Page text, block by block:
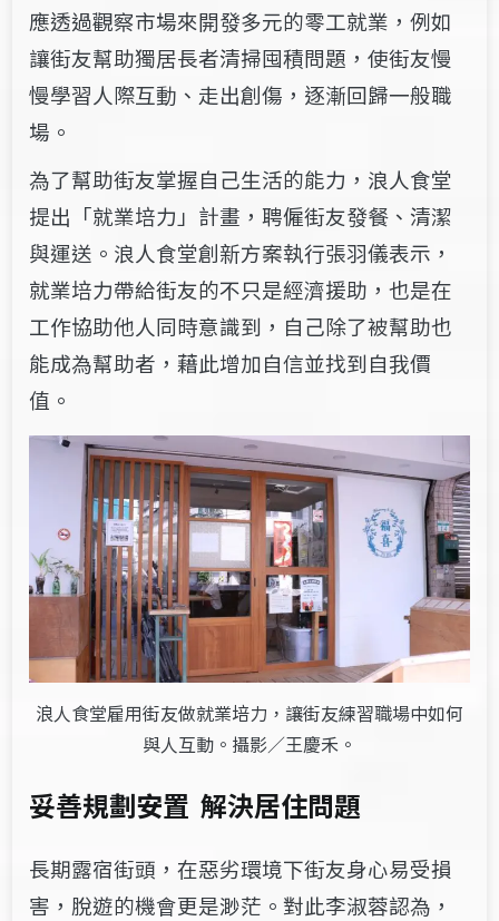
應透過觀察市場來開發多元的零工就業，例如
讓街友幫助獨居長者清掃囤積問題，使街友慢
慢學習人際互動、走出創傷，逐漸回歸一般職
場。
為了幫助街友掌握自己生活的能力，浪人食堂
提出「就業培力」計畫，聘僱街友發餐、清潔
與運送。浪人食堂創新方案執行張羽儀表示，
就業培力帶給街友的不只是經濟援助，也是在
工作協助他人同時意識到，自己除了被幫助也
能成為幫助者，藉此增加自信並找到自我價
值。
浪人食堂雇用街友做就業培力，讓街友練習職場中如何
與人互動。攝影／王慶禾。
妥善規劃安置 解決居住問題
長期露宿街頭，在惡劣環境下街友身心易受損
害，脫遊的機會更是渺茫。對此李淑蓉認為，